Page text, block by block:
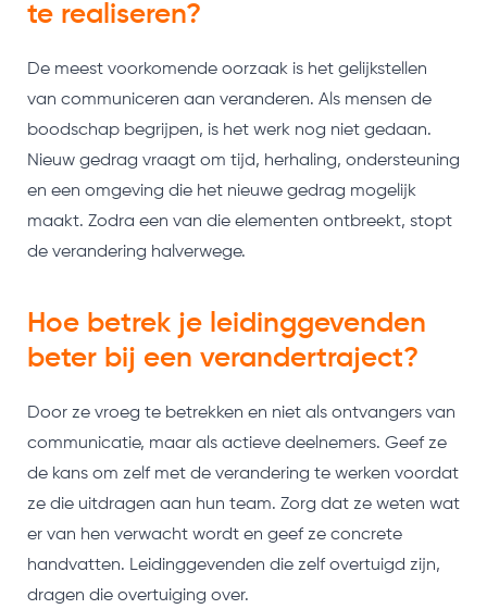
te realiseren?
De meest voorkomende oorzaak is het gelijkstellen
van communiceren aan veranderen. Als mensen de
boodschap begrijpen, is het werk nog niet gedaan.
Nieuw gedrag vraagt om tijd, herhaling, ondersteuning
en een omgeving die het nieuwe gedrag mogelijk
maakt. Zodra een van die elementen ontbreekt, stopt
de verandering halverwege.
Hoe betrek je leidinggevenden
beter bij een verandertraject?
Door ze vroeg te betrekken en niet als ontvangers van
communicatie, maar als actieve deelnemers. Geef ze
de kans om zelf met de verandering te werken voordat
ze die uitdragen aan hun team. Zorg dat ze weten wat
er van hen verwacht wordt en geef ze concrete
handvatten. Leidinggevenden die zelf overtuigd zijn,
dragen die overtuiging over.